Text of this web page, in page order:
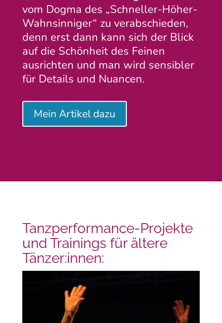
vom Dogma des „Schneller-Höher-
Wahnsinniger“ zu verabschieden,
denn erst dann kann sich der Blick
auf die Schönheit des Feinen
ausrichten und man wird sensibler
für Details und Nuancen.
Mein Artikel dazu
Tanzperformance-Projekte
und Trainings für ältere
Tänzer:innen: